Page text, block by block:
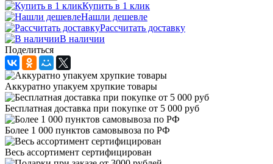
Купить в 1 клик
Нашли дешевле
Рассчитать доставку
В наличии
Поделиться
Аккуратно упакуем хрупкие товары
Бесплатная доставка при покупке от 5 000 руб
Более 1 000 пунктов самовывоза по РФ
Весь ассортимент сертифицирован